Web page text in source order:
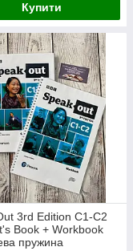
Купити
3rd Edition C1-C2
Book + Workbook
пружина